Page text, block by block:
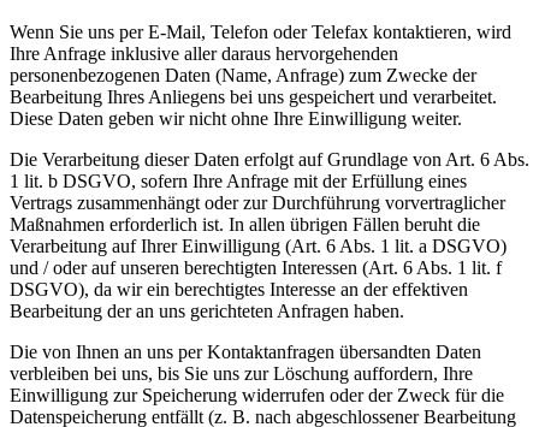
Wenn Sie uns per E-Mail, Telefon oder Telefax kontaktieren, wird
Ihre Anfrage inklusive aller daraus hervorgehenden
personenbezogenen Daten (Name, Anfrage) zum Zwecke der
Bearbeitung Ihres Anliegens bei uns gespeichert und verarbeitet.
Diese Daten geben wir nicht ohne Ihre Einwilligung weiter.
Die Verarbeitung dieser Daten erfolgt auf Grundlage von Art. 6 Abs.
1 lit. b DSGVO, sofern Ihre Anfrage mit der Erfüllung eines
Vertrags zusammenhängt oder zur Durchführung vorvertraglicher
Maßnahmen erforderlich ist. In allen übrigen Fällen beruht die
Verarbeitung auf Ihrer Einwilligung (Art. 6 Abs. 1 lit. a DSGVO)
und / oder auf unseren berechtigten Interessen (Art. 6 Abs. 1 lit. f
DSGVO), da wir ein berechtigtes Interesse an der effektiven
Bearbeitung der an uns gerichteten Anfragen haben.
Die von Ihnen an uns per Kontaktanfragen übersandten Daten
verbleiben bei uns, bis Sie uns zur Löschung auffordern, Ihre
Einwilligung zur Speicherung widerrufen oder der Zweck für die
Datenspeicherung entfällt (z. B. nach abgeschlossener Bearbeitung